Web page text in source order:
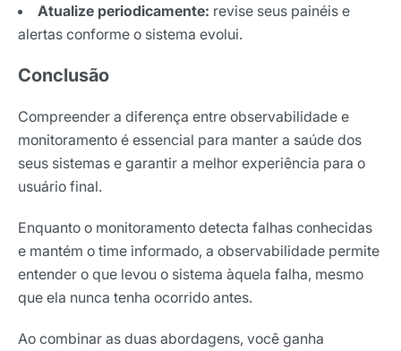
Atualize periodicamente: revise seus painéis e
alertas conforme o sistema evolui.
Conclusão
Compreender a diferença entre observabilidade e
monitoramento é essencial para manter a saúde dos
seus sistemas e garantir a melhor experiência para o
usuário final.
Enquanto o monitoramento detecta falhas conhecidas
e mantém o time informado, a observabilidade permite
entender o que levou o sistema àquela falha, mesmo
que ela nunca tenha ocorrido antes.
Ao combinar as duas abordagens, você ganha